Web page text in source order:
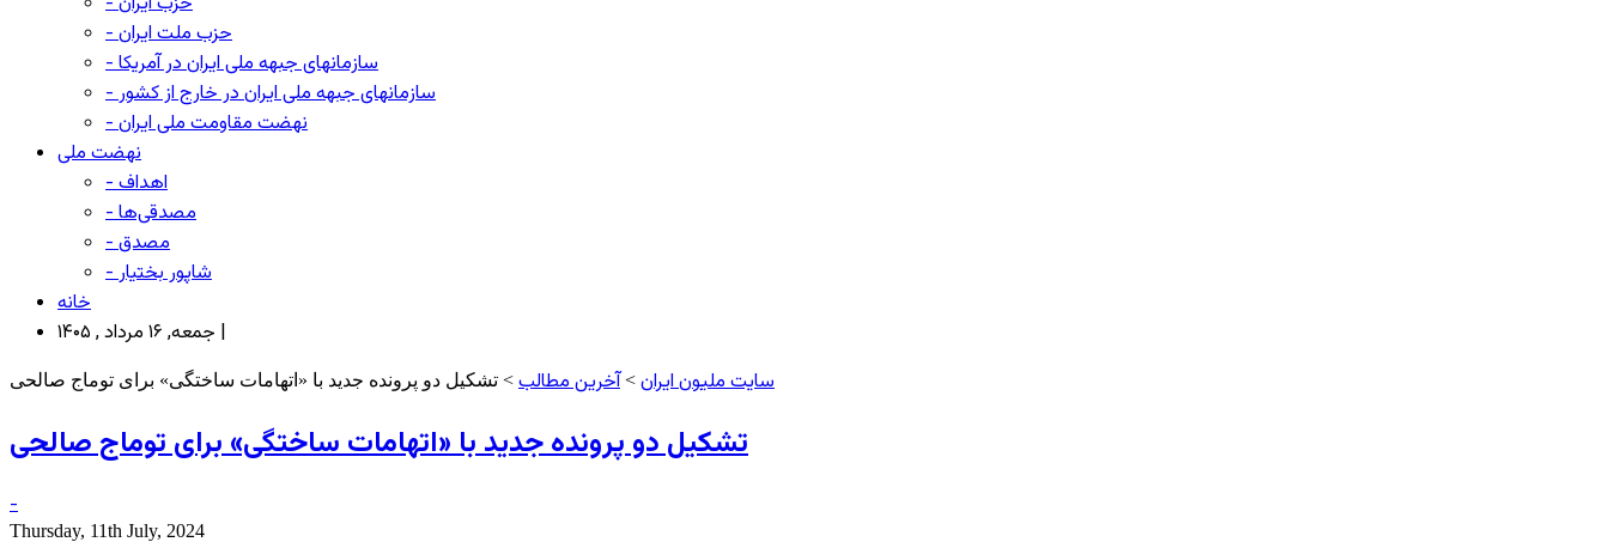
- حزب ملت ایران
- سازمانهای جبهه ملی ایران در آمریکا
- سازمانهای جبهه ملی ایران در خارج از کشور
- نهضت مقاومت ملی ایران
نهضت ملی
- اهداف
- مصدقی‌ها
- مصدق
- شاپور بختیار
خانه
جمعه, ۱۶ مرداد , ۱۴۰۵ |
سایت ملیون ایران >آخرین مطالب > تشکیل دو پرونده جدید با «اتهامات ساختگی» برای توماج صالحی
تشکیل دو پرونده جدید با «اتهامات ساختگی» برای توماج صالحی
-
Thursday, 11th July, 2024